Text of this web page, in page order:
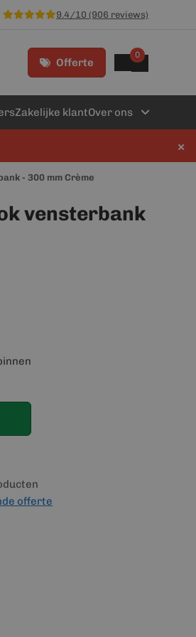
9.4/10 (906 reviews)
Offerte
0
Zakelijke klantOver ons
×
- 300 mm Crème
vensterbank
offerte